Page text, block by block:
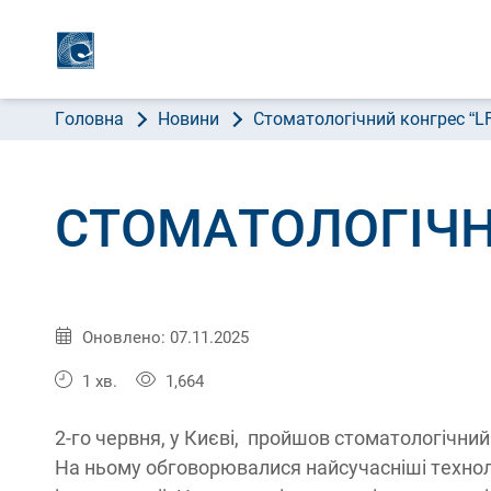
Головна Новини Стоматологічний конгрес
Опубліковано:
03.06.2018
Оновлено: 07.11.2025
1 хв. 1,664
2-го червня, у Києві, пройшов стоматологічний
На ньому обговорювалися найсучасніші